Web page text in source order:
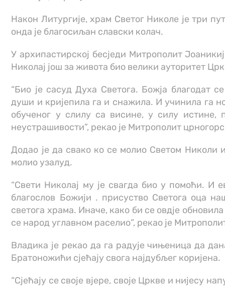
Након Литургије, храм Светог Николе је три
онда је благосиљан славски колач.
У архипастирској бесједи Митрополит
Николај још за живота био велики ауторитет
“Био је сасуд Духа Светога. Божја благодат
души и кријепила га и снажила. И учинила га
обученог у слилу са висине, у силу истине,
неустрашивости”, рекао је Митрополит
Додао је да свако ко се молио Светом Николи
молио узалуд.
“Свети Николај му је свагда био у помоћи. И
благослов Божији . присуство Светога оца
светога храма. Иначе, како би се овдје
се народ углавном раселио”, рекао је
Владика је рекао да га радује чињеница да
Братоножићи сјећају свога најдубљег коријена.
“Сјећају се своје вјере, своје Цркве и нијесу